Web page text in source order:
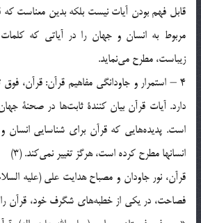
قابل‌ فهم‌ بودن‌ آيات‌ نيست‌ بلكه‌ بدين‌ معناست‌ كه‌
مربوط‌ به‌ انسان‌ و جهان‌ را در آياتي‌ كه‌
زيباست‌، مطرح‌ مي‌نمايد.
4 – استمرار و جاودانگي‌ مفاهيم‌ قرآن‌: قرآن‌، فوق‌
دارد. آيات‌ قرآن‌ بيان‌ كنندة‌ ثابت‌ها در صحنة‌
است‌. پديده‌هايي‌ كه‌ قرآن‌ براي‌ شناسايي‌ انسان‌ و
انسانها مطرح‌ كرده‌ است‌، هرگز تغيير نمي‌كند. (3)
قرآن‌، نور جاودان‌ و مصباح‌ هدايت‌ علي‌ (علیه
فصاحت‌، در يكي‌ از خطبه‌هاي‌ شگرف‌ خود، قرآن‌